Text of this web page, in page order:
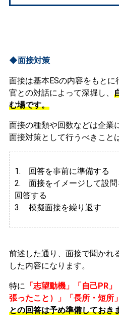
◆面接対策
面接は基本ESの内容をもと
官との対話によって深堀し、
む場です。
面接の種類や回数などは企業
面接対策として行うべきこと
1. 回答を事前に準備する
2. 面接をイメージして設
回答する
3. 模擬面接を繰り返す
前述した通り、面接で聞かれ
した内容になります。
特に 「志望動機」「自己PR
張ったこと）」「長所・短所」
との回答は予め準備しておき